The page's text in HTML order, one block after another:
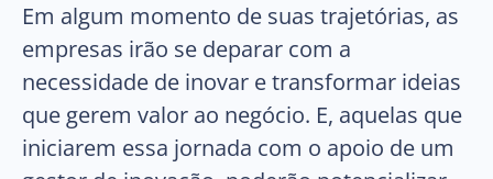
Em algum momento de suas trajetórias, as
empresas irão se deparar com a
necessidade de inovar e transformar ideias
que gerem valor ao negócio. E, aquelas que
iniciarem essa jornada com o apoio de um